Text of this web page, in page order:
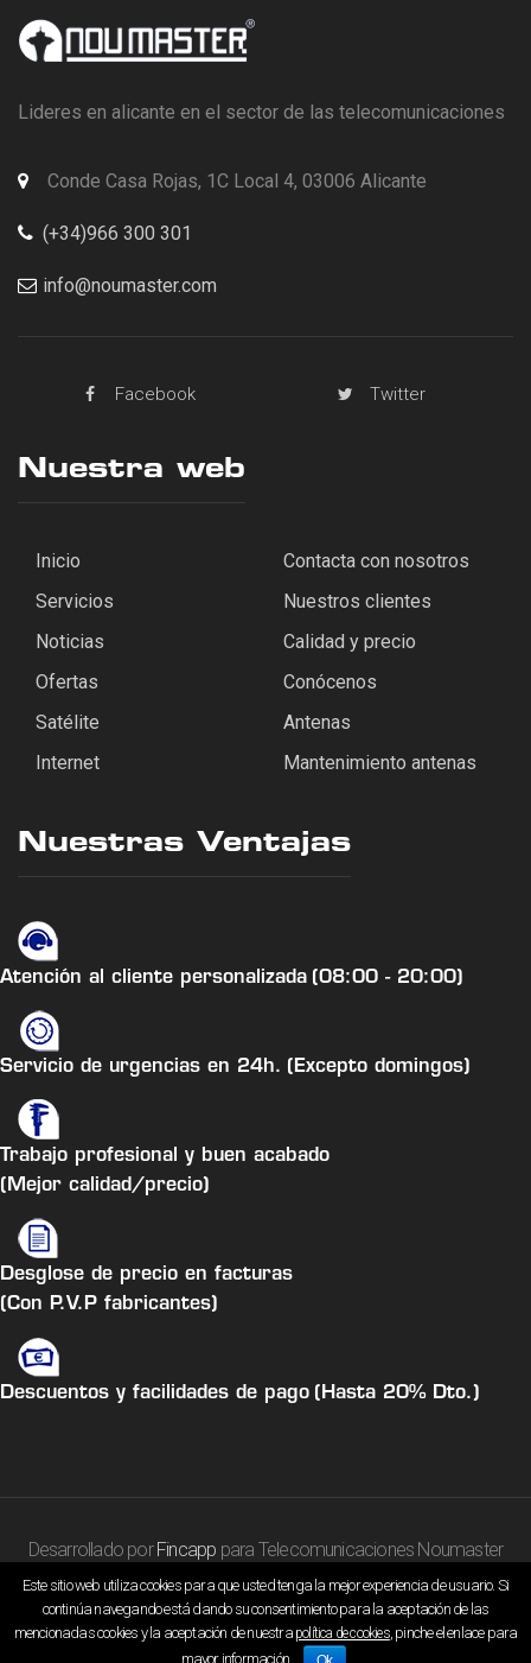
Lideres en alicante en el sector de las telecomunicaciones
Conde Casa Rojas, 1C Local 4, 03006 Alicante
(+34)966 300 301
info@noumaster.com
Facebook Twitter
Nuestra web
Inicio
Servicios
Noticias
Ofertas
Satélite
Internet
Contacta con nosotros
Nuestros clientes
Calidad y precio
Conócenos
Antenas
Mantenimiento antenas
Nuestras Ventajas
Atención al cliente personalizada (08:00 - 20:00)
Servicio de urgencias en 24h. (Excepto domingos)
Trabajo profesional y buen acabado
(Mejor calidad/precio)
Desglose de precio en facturas
(Con P.V.P fabricantes)
Descuentos y facilidades de pago (Hasta 20% Dto.)
Desarrollado porFincapp para Telecomunicaciones Noumaster
Aviso Legal|Política Privacidad|Política Cookies
Este sitio web utiliza cookies para que usted tenga la mejor experiencia de usuario. Si
continúa navegando está dando su consentimiento para la aceptación de las
mencionadas cookies y la aceptación de nuestra política de cookies, pinche el enlace para
mayor información.